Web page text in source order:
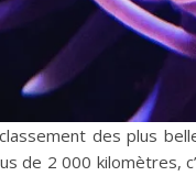
des plus
de 2 000 kilomètres,